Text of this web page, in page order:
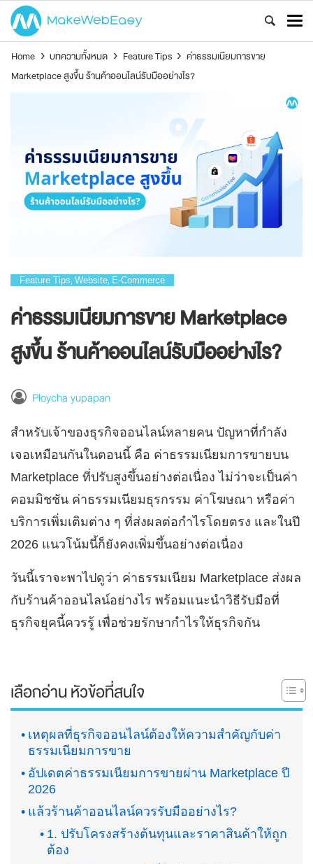
Home › บทความทั้งหมด › Feature Tips › ค่าธรรมเนียมการขาย
Marketplace สูงขึ้น ร้านค้าออนไลน์รับมืออย่างไร?
Feature Tips Website E-Commerce
ค่าธรรมเนียมการขาย Marketplace
สูงขึ้น ร้านค้าออนไลน์รับมืออย่างไร?
Ploycha yupapan
สำหรับเจ้าของธุรกิจออนไลน์หลายคน ปัญหาที่กำลัง
เจอเหมือนกันในตอนนี้ คือ ค่าธรรมเนียมการขายบน
Marketplace ที่ปรับสูงขึ้นอย่างต่อเนื่อง ไม่ว่าจะเป็นค่า
คอมมิชชัน ค่าธรรมเนียมธุรกรรม ค่าโฆษณา หรือค่า
บริการเพิ่มเติมต่าง ๆ ที่ส่งผลต่อกำไรโดยตรง และในปี
2026 แนวโน้มนี้ก็ยังคงเพิ่มขึ้นอย่างต่อเนื่อง
วันนี้เราจะพาไปดูว่า ค่าธรรมเนียม Marketplace ส่งผล
กับร้านค้าออนไลน์อย่างไร พร้อมแนะนำวิธีรับมือที่
ธุรกิจยุคนี้ควรรู้ เพื่อช่วยรักษากำไรให้ธุรกิจกัน
เลือกอ่าน หัวข้อที่สนใจ
เหตุผลที่ธุรกิจออนไลน์ต้องให้ความสำคัญกับค่า
ธรรมเนียมการขาย
อัปเดตค่าธรรมเนียมการขายผ่าน Marketplace ปี
2026
แล้วร้านค้าออนไลน์ควรรับมืออย่างไร?
1. ปรับโครงสร้างต้นทุนและราคาสินค้าให้ถูก
ต้อง